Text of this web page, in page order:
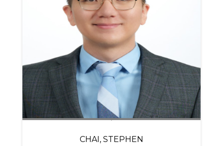
CHAI, STEPHEN